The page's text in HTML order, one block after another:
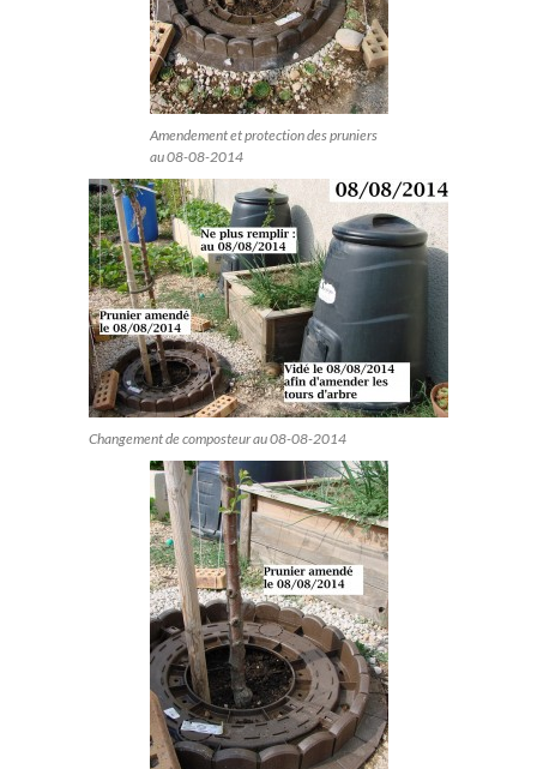
Amendement et protection des pruniers
au 08-08-2014
Changement de composteur au 08-08-2014